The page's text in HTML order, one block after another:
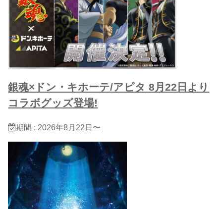
銀魂×ドン・キホーテ/アピタ 8月22日より
コラボグッズ登場!
期間 : 2026年8月22日〜